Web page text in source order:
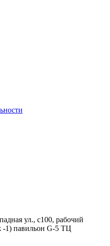
ул., с100, рабочий
-1) павильон G-5 ТЦ